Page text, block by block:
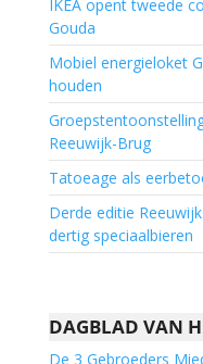
IKEA opent tweede
Gouda
Mobiel energieloket
houden
Reeuwijk-Brug
Tatoeage als
Derde editie
dertig speciaalbieren
DAGBLAD VAN
De 3 Gebroeders